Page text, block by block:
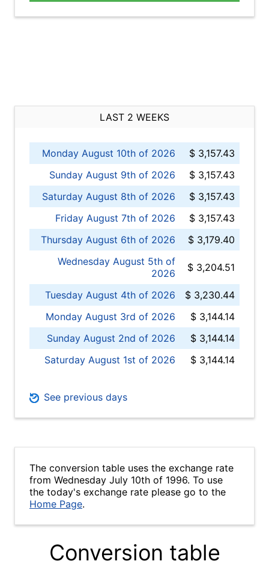
LAST 2 WEEKS
Monday August 10th of 2026
$ 3,157.43
Sunday August 9th of 2026
$ 3,157.43
Saturday August 8th of 2026
$ 3,157.43
Friday August 7th of 2026
$ 3,157.43
Thursday August 6th of 2026
$ 3,179.40
Wednesday August 5th of
2026
$ 3,204.51
Tuesday August 4th of 2026
$ 3,230.44
Monday August 3rd of 2026
$ 3,144.14
Sunday August 2nd of 2026
$ 3,144.14
Saturday August 1st of 2026
$ 3,144.14
See previous days
The conversion table uses the exchange rate
from Wednesday July 10th of 1996. To use
the today's exchange rate please go to the
Home Page.
Conversion table